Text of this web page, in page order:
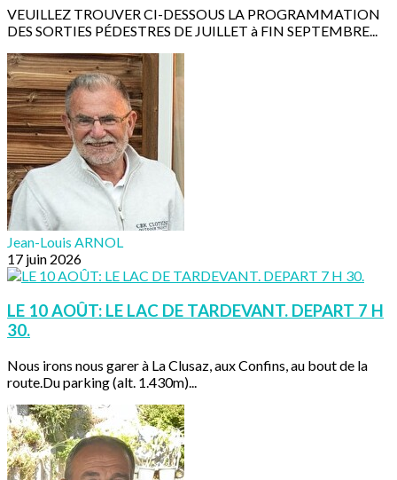
VEUILLEZ TROUVER CI-DESSOUS LA PROGRAMMATION
DES SORTIES PÉDESTRES DE JUILLET à FIN SEPTEMBRE...
Jean-Louis ARNOL
17 juin 2026
LE 10 AOÛT: LE LAC DE TARDEVANT. DEPART 7 H
30.
Nous irons nous garer à La Clusaz, aux Confins, au bout de la
route.Du parking (alt. 1.430m)...